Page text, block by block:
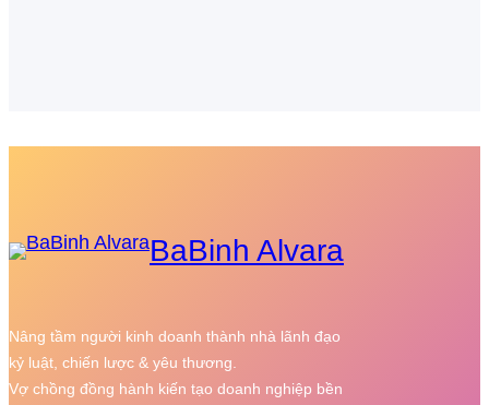
BaBinh Alvara
Nâng tầm người kinh doanh thành nhà lãnh đạo
kỷ luật, chiến lược & yêu thương.
Vợ chồng đồng hành kiến tạo doanh nghiệp bền